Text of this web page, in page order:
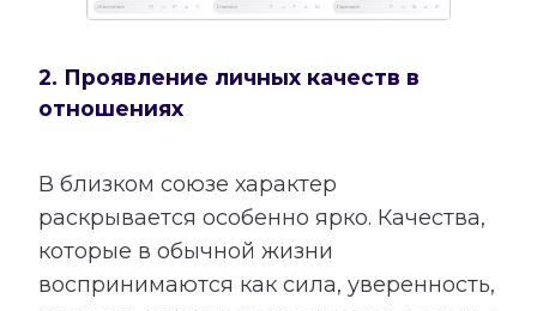
2. Проявление личных качеств в
отношениях
В близком союзе характер
раскрывается особенно ярко. Качества,
которые в обычной жизни
воспринимаются как сила, уверенность,